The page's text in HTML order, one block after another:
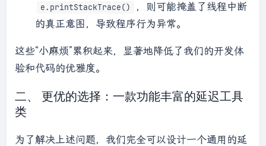
e.printStackTrace()
，则可能掩盖了线程中断
的真正意图，导致程序行为异常。
这些“小麻烦”累积起来，显著地降低了我们的开发体
验和代码的优雅度。
二、 更优的选择：一款功能丰富的延迟工具
类
为了解决上述问题，我们完全可以设计一个通用的延